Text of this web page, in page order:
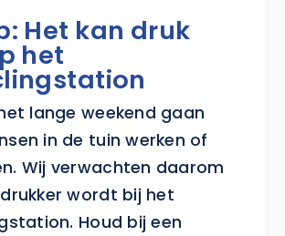
Het kan druk
het
lange weekend gaan
in de tuin werken of
Wij verwachten daarom
wordt bij het
Houd bij een